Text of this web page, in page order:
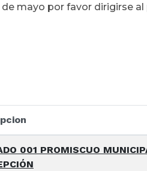
mayo por favor dirigirse
001 PROMISCUO